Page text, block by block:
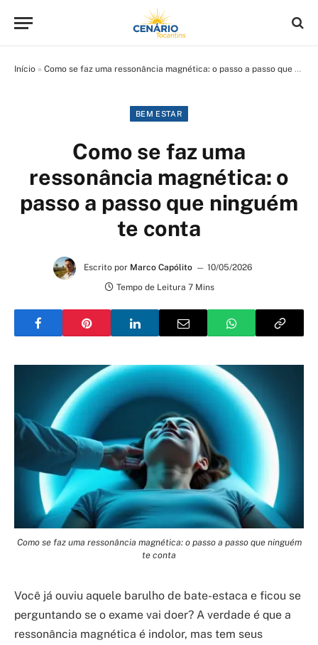
Início » Como se faz uma ressonância magnética: o passo a passo que ninguém te conta
BEM ESTAR
Como se faz uma
ressonância magnética: o
passo a passo que ninguém
te conta
Escrito por Marco Capólito
10/05/2026
Tempo de Leitura 7 Mins
Como se faz uma ressonância magnética: o passo a passo que ninguém
te conta
Você já ouviu aquele barulho de bate-estaca e ficou se
perguntando se o exame vai doer? A verdade é que a
ressonância magnética é indolor, mas tem seus